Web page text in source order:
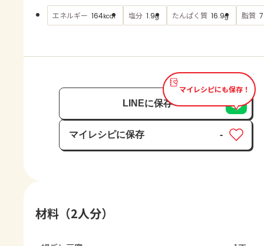
AJINOMOTO PARK とは
エネルギー 164kcal 塩分 1.9g たんぱく質 16.9g 脂質
マイレシピにも保存！
LINEに保存
マイレシピに保存
保存済み
-
材料（2人分）